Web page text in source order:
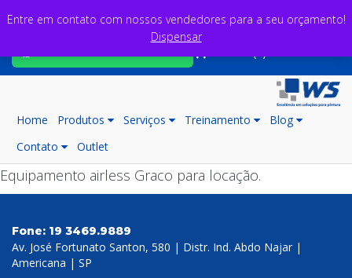
Home Produtos Serviços Treinamento
Blog
Contato
Outlet
Equipamento airless Graco para locação.
Fone: 19 3469.9889
Av. José Fortunato Santon, 580 | Distr. Ind. Abdo Najar |
Americana | SP
Entre em contato com nossos vendedores para a seu orçamento!
Dispensar